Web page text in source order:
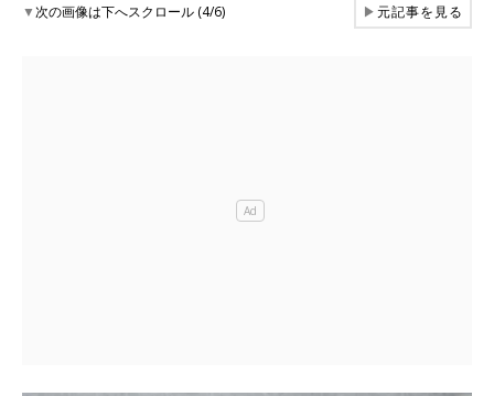
▼次の画像は下へスクロール (4/6) ▶元記事を見る